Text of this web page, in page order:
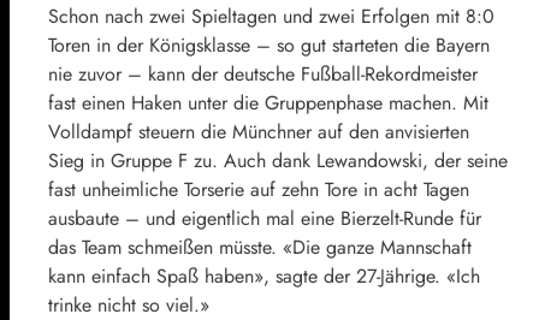
Schon nach zwei Spieltagen und zwei Erfolgen mit 8:0
Toren in der Königsklasse – so gut starteten die Bayern
nie zuvor – kann der deutsche Fußball-Rekordmeister
fast einen Haken unter die Gruppenphase machen. Mit
Volldampf steuern die Münchner auf den anvisierten
Sieg in Gruppe F zu. Auch dank Lewandowski, der seine
fast unheimliche Torserie auf zehn Tore in acht Tagen
ausbaute – und eigentlich mal eine Bierzelt-Runde für
das Team schmeißen müsste. «Die ganze Mannschaft
kann einfach Spaß haben», sagte der 27-Jährige. «Ich
trinke nicht so viel.»